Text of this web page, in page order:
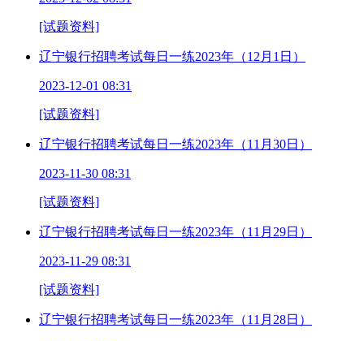
[试题资料]
辽宁银行招聘考试每日一练2023年（12月1日）
2023-12-01 08:31
[试题资料]
辽宁银行招聘考试每日一练2023年（11月30日）
2023-11-30 08:31
[试题资料]
辽宁银行招聘考试每日一练2023年（11月29日）
2023-11-29 08:31
[试题资料]
辽宁银行招聘考试每日一练2023年（11月28日）